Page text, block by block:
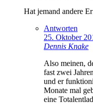
Hat jemand andere
Antworten
25. Oktober
Dennis Knake
Also meinen,
fast zwei
und er
Monate mal
eine